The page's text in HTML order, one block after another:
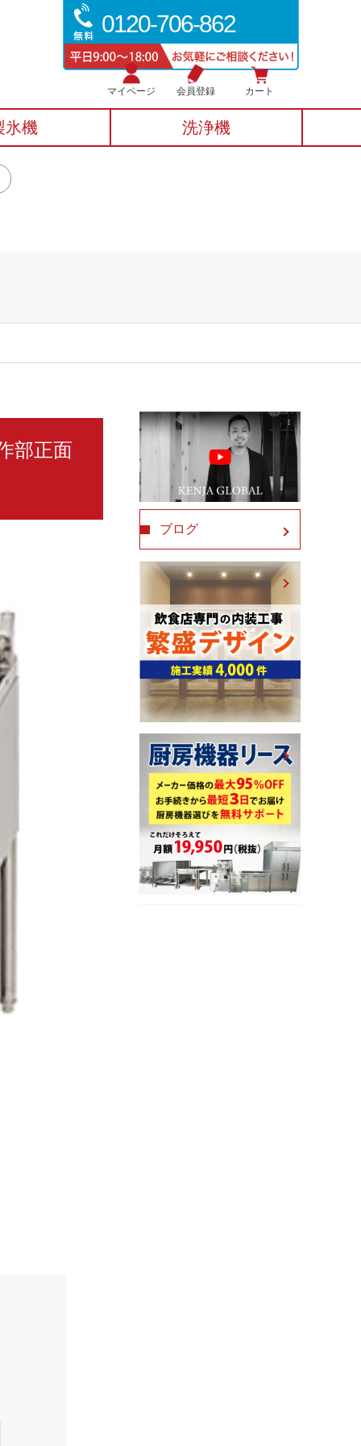
0120-706-862
マイページ 会員登録 カート
氷機 洗浄機
部正面
ブログ